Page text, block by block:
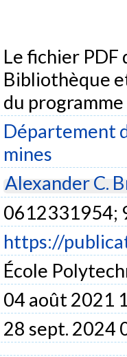
Le fichier
Bibliothèque
du programme
Département
mines
Alexander C.
0612331954;
https://
École
04 août 2021
28 sept. 2024